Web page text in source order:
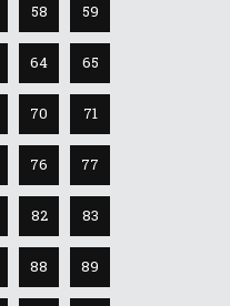
58 59
64 65
70 71
76 77
82 83
88 89